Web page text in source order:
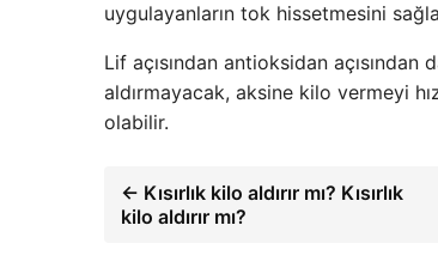
uygulayanların tok hissetmesini
Lif açısından antioksidan
aldırmayacak, aksine kilo vermeyi
olabilir.
← Kısırlık kilo aldırır mı? Kısırlık
kilo aldırır mı?